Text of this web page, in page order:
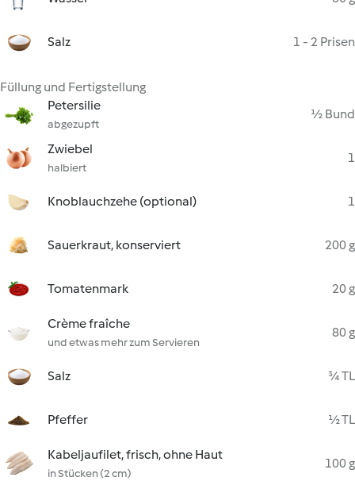
Salz 1 - 2 Prisen
Füllung und Fertigstellung
Petersilie
abgezupft
½ Bund
Zwiebel
halbiert
1
Knoblauchzehe (optional) 1
Sauerkraut, konserviert 200 g
Tomatenmark 20 g
Crème fraîche
und etwas mehr zum Servieren
80 g
Salz ¾ TL
Pfeffer ½ TL
Kabeljaufilet, frisch, ohne Haut
in Stücken (2 cm)
100 g